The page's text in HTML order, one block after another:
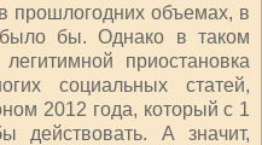
прошлогодних объемах, в
бы. Однако в таком
приостановка
социальных статей,
2012 года, который с 1
действовать. А значит,